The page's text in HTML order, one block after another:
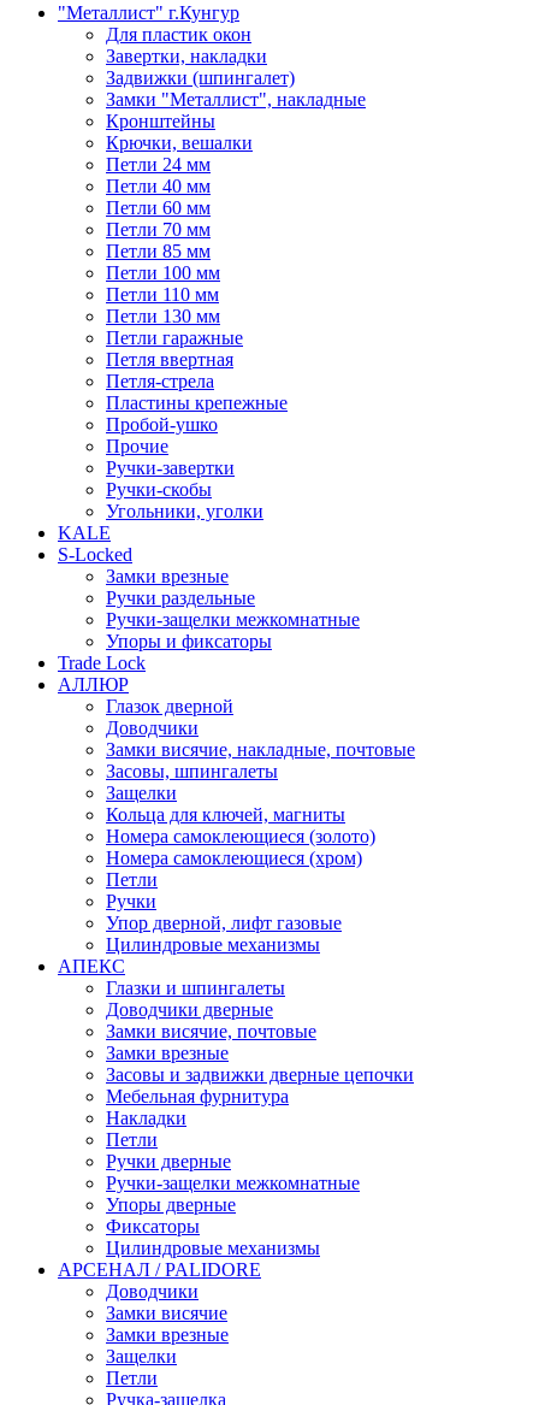
"Металлист" г.Кунгур
Для пластик окон
Завертки, накладки
Задвижки (шпингалет)
Замки "Металлист", накладные
Кронштейны
Крючки, вешалки
Петли 24 мм
Петли 40 мм
Петли 60 мм
Петли 70 мм
Петли 85 мм
Петли 100 мм
Петли 110 мм
Петли 130 мм
Петли гаражные
Петля ввертная
Петля-стрела
Пластины крепежные
Пробой-ушко
Прочие
Ручки-завертки
Ручки-скобы
Угольники, уголки
KALE
S-Locked
Замки врезные
Ручки раздельные
Ручки-защелки межкомнатные
Упоры и фиксаторы
Trade Lock
АЛЛЮР
Глазок дверной
Доводчики
Замки висячие, накладные, почтовые
Засовы, шпингалеты
Защелки
Кольца для ключей, магниты
Номера самоклеющиеся (золото)
Номера самоклеющиеся (хром)
Петли
Ручки
Упор дверной, лифт газовые
Цилиндровые механизмы
АПЕКС
Глазки и шпингалеты
Доводчики дверные
Замки висячие, почтовые
Замки врезные
Засовы и задвижки дверные цепочки
Мебельная фурнитура
Накладки
Петли
Ручки дверные
Ручки-защелки межкомнатные
Упоры дверные
Фиксаторы
Цилиндровые механизмы
АРСЕНАЛ / PALIDORE
Доводчики
Замки висячие
Замки врезные
Защелки
Петли
Ручка-защелка